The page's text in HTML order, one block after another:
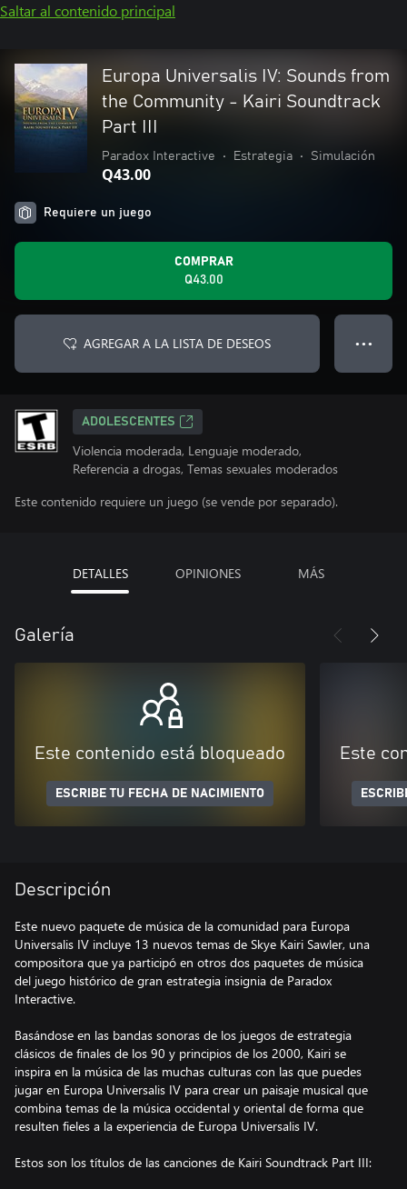
Saltar al contenido principal
Europa Universalis IV: Sounds from
the Community - Kairi Soundtrack
Part III
Paradox Interactive • Estrategia • Simulación
Q43.00
Requiere un juego
COMPRAR
Q43.00
AGREGAR A LA LISTA DE DESEOS ● ● ●
ADOLESCENTES
Violencia moderada, Lenguaje moderado,
Referencia a drogas, Temas sexuales moderados
Este contenido requiere un juego (se vende por separado).
DETALLES OPINIONES MÁS
Galería
Este contenido está bloqueado
ESCRIBE TU FECHA DE NACIMIENTO
Este
Descripción
Este nuevo paquete de música de la comunidad para Europa
Universalis IV incluye 13 nuevos temas de Skye Kairi Sawler, una
compositora que ya participó en otros dos paquetes de música
del juego histórico de gran estrategia insignia de Paradox
Interactive.
Basándose en las bandas sonoras de los juegos de estrategia
clásicos de finales de los 90 y principios de los 2000, Kairi se
inspira en la música de las muchas culturas con las que puedes
jugar en Europa Universalis IV para crear un paisaje musical que
combina temas de la música occidental y oriental de forma que
resulten fieles a la experiencia de Europa Universalis IV.
Estos son los títulos de las canciones de Kairi Soundtrack Part III: